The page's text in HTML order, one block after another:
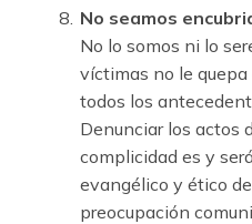
No seamos
No lo somos ni lo
víctimas no le quepa
todos los
Denunciar los actos
complicidad es y
evangélico y ético
preocupación